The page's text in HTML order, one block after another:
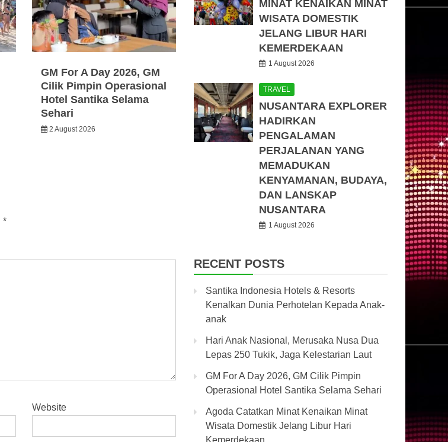
GM For A Day 2026, GM
Cilik Pimpin Operasional
Hotel Santika Selama
Sehari
2 August 2026
*
Website
MINAT KENAIKAN MINAT
WISATA DOMESTIK
JELANG LIBUR HARI
KEMERDEKAAN
1 August 2026
TRAVEL
NUSANTARA EXPLORER
HADIRKAN
PENGALAMAN
PERJALANAN YANG
MEMADUKAN
KENYAMANAN, BUDAYA,
DAN LANSKAP
NUSANTARA
1 August 2026
RECENT POSTS
Santika Indonesia Hotels & Resorts
Kenalkan Dunia Perhotelan Kepada Anak-
anak
Hari Anak Nasional, Merusaka Nusa Dua
Lepas 250 Tukik, Jaga Kelestarian Laut
GM For A Day 2026, GM Cilik Pimpin
Operasional Hotel Santika Selama Sehari
Agoda Catatkan Minat Kenaikan Minat
Wisata Domestik Jelang Libur Hari